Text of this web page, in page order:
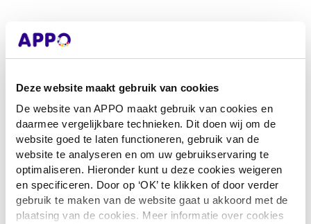
Deze website maakt gebruik van cookies
De website van APPO maakt gebruik van cookies en
daarmee vergelijkbare technieken. Dit doen wij om de
website goed te laten functioneren, gebruik van de
website te analyseren en om uw gebruikservaring te
optimaliseren. Hieronder kunt u deze cookies weigeren
en specificeren. Door op ‘OK’ te klikken of door verder
gebruik te maken van de website gaat u akkoord met de
plaatsing van de cookies. Meer informatie over cookies
Dit basispakket of
andere materialen
bestellen?
Wil je dit basispakket bestellen, eventueel met
losse materialen?
Gebruik het bestelformulier via de bestelbutton.